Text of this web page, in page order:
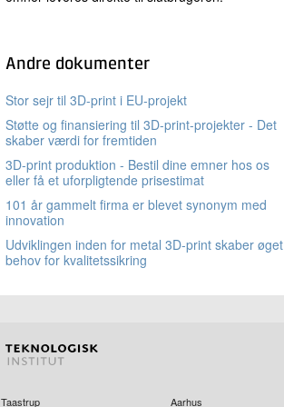
Andre dokumenter
Stor sejr til 3D-print i EU-projekt
Støtte og finansiering til 3D-print-projekter - Det
skaber værdi for fremtiden
3D-print produktion - Bestil dine emner hos os
eller få et uforpligtende prisestimat
101 år gammelt firma er blevet synonym med
innovation
Udviklingen inden for metal 3D-print skaber øget
behov for kvalitetssikring
Taastrup Aarhus